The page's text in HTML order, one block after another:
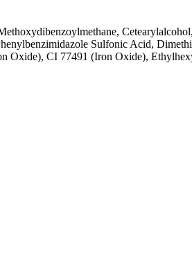
Sulfonic Acid,
Oxide), CI 77491 (Iron Oxide),